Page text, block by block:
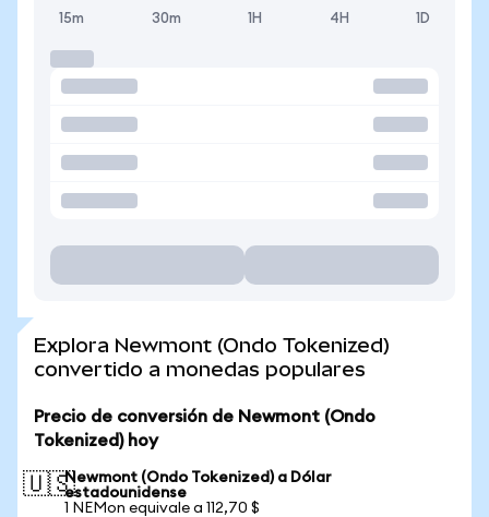
15m 30m 1H 4H 1D
Explora Newmont (Ondo Tokenized)
convertido a monedas populares
Precio de conversión de Newmont (Ondo
Tokenized) hoy
🇺🇸Newmont (Ondo Tokenized) a Dólar
estadounidense
1 NEMon equivale a 112,70 $